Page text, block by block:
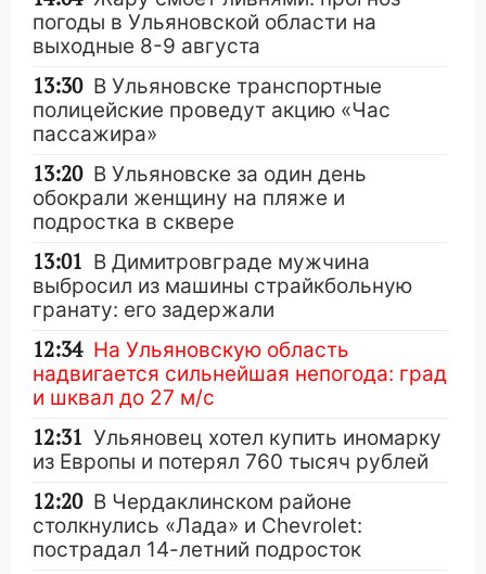
погоды в Ульяновской области на
выходные 8-9 августа
13:30 В Ульяновске транспортные
полицейские проведут акцию «Час
пассажира»
13:20 В Ульяновске за один день
обокрали женщину на пляже и
подростка в сквере
13:01 В Димитровграде мужчина
выбросил из машины страйкбольную
гранату: его задержали
12:34 На Ульяновскую область
надвигается сильнейшая непогода: град
и шквал до 27 м/с
12:31 Ульяновец хотел купить иномарку
из Европы и потерял 760 тысяч рублей
12:20 В Чердаклинском районе
столкнулись «Лада» и Chevrolet:
пострадал 14-летний подросток